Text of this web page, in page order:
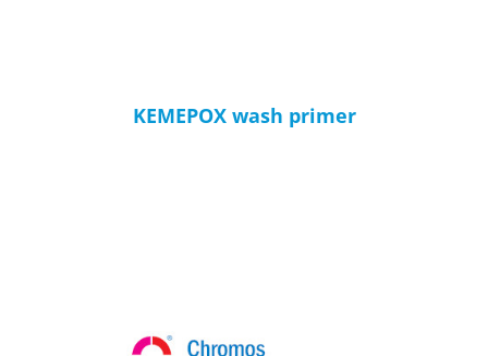
KEMEPOX wash primer